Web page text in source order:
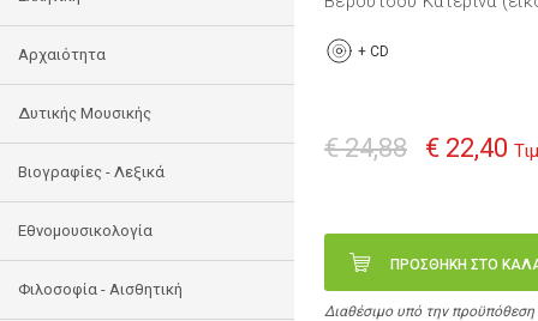
Αρχαιότητα
Δυτικής Μουσικής
Βιογραφίες - Λεξικά
Εθνομουσικολογία
Φιλοσοφία - Αισθητική
+ CD
€ 24,88 € 22,40
ΠΡΟΣΘΗΚΗ ΣΤΟ
Διαθέσιμο υπό την